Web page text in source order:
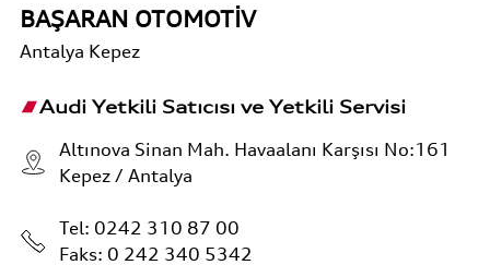
BAŞARAN OTOMOTİV
Antalya Kepez
Audi Yetkili Satıcısı ve Yetkili Servisi
Altınova Sinan Mah. Havaalanı Karşısı No:161
Kepez / Antalya
Tel: 0242 310 87 00
Faks: 0 242 340 5342